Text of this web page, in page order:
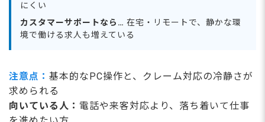
にくい
カスタマーサポートなら… 在宅・リモートで、静かな環
境で働ける求人も増えている
注意点： 基本的なPC操作と、クレーム対応の冷静さが
求められる
向いている人： 電話や来客対応より、落ち着いて仕事